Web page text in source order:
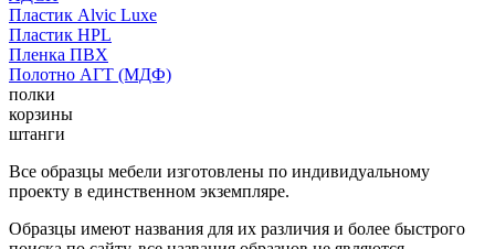
Пластик Alvic Luxe
Пластик HPL
Пленка ПВХ
Полотно АГТ (МДФ)
полки
корзины
штанги
Все образцы мебели изготовлены по индивидуальному
проекту в единственном экземпляре.
Образцы имеют названия для их различия и более быстрого